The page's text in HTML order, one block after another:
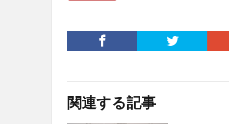
関連する記事